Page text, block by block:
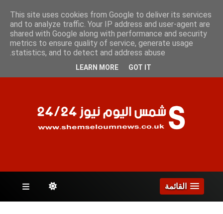
الصفحات
القائمة
This site uses cookies from Google to deliver its services
and to analyze traffic. Your IP address and user-agent are
shared with Google along with performance and security
metrics to ensure quality of service, generate usage
statistics, and to detect and address abuse.
LEARN MORE GOT IT